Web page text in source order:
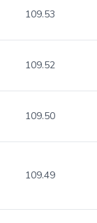
109.53
109.52
109.50
109.49